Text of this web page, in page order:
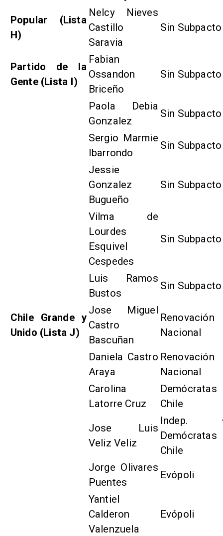
Popular (Lista
H)
Nelcy Nieves
Castillo
Saravia
Sin Subpacto
Partido de la
Gente (Lista I)
Fabian
Ossandon
Briceño
Sin Subpacto
Paola Debia
Gonzalez
Sin Subpacto
Sergio Marmie
Ibarrondo
Sin Subpacto
Jessie
Gonzalez
Bugueño
Sin Subpacto
Vilma de
Lourdes
Esquivel
Cespedes
Sin Subpacto
Luis Ramos
Bustos
Sin Subpacto
Chile Grande y
Unido (Lista J)
Jose Miguel
Castro
Bascuñan
Renovación
Nacional
Daniela Castro
Araya
Renovación
Nacional
Carolina
Latorre Cruz
Demócratas
Chile
Jose Luis
Veliz Veliz
Indep.
Demócratas
Chile
Jorge Olivares
Puentes
Evópoli
Yantiel
Calderon
Valenzuela
Evópoli